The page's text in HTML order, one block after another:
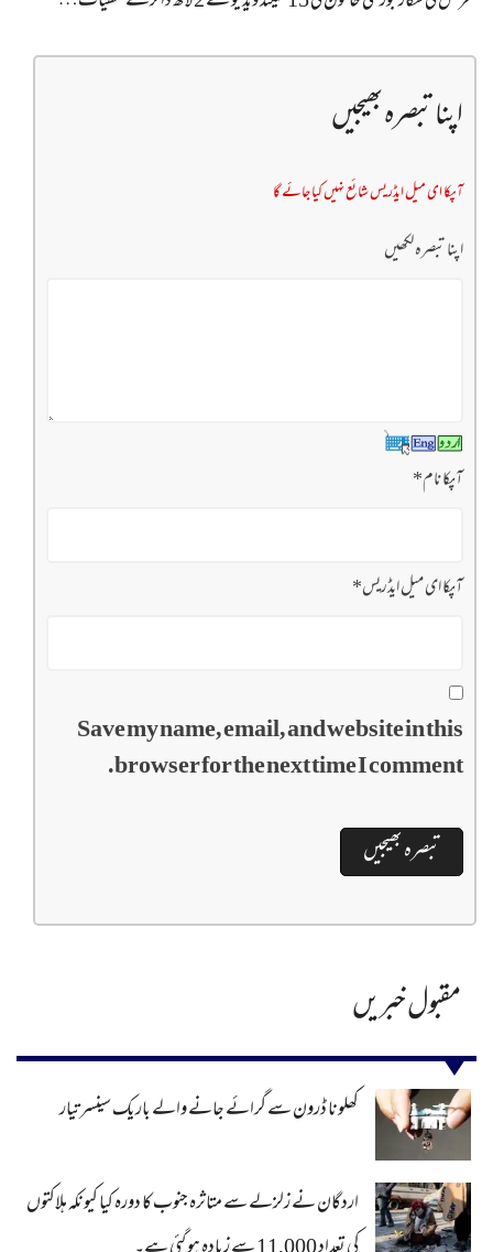
اپنا تبصرہ بھیجیں
آپکا ای میل ایڈریس شائع نہیں کیا جائے گا
اپنا تبصرہ لکھیں
آپکا نام*
آپکا ای میل ایڈریس*
Save my name, email, and website in this
browser for the next time I comment.
مقبول خبریں
کھلونا ڈرون سے گرائے جانے والے باریک سینسر تیار
اردگان نے زلزلے سے متاثرہ جنوب کا دورہ کیا کیونکہ ہلاکتوں